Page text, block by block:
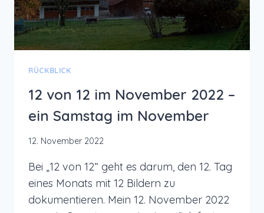
RÜCKBLICK
12 von 12 im November 2022 –
ein Samstag im November
12. November 2022
Bei „12 von 12“ geht es darum, den 12. Tag
eines Monats mit 12 Bildern zu
dokumentieren. Mein 12. November 2022